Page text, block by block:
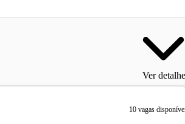
Ver
10 vagas